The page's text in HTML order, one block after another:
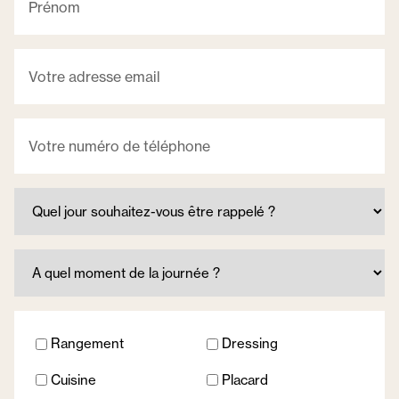
Prénom
Votre adresse email
Votre numéro de téléphone
Quel
souhaitez-
vous
A
de
journée
Rangement Dressing
Cuisine
Placard